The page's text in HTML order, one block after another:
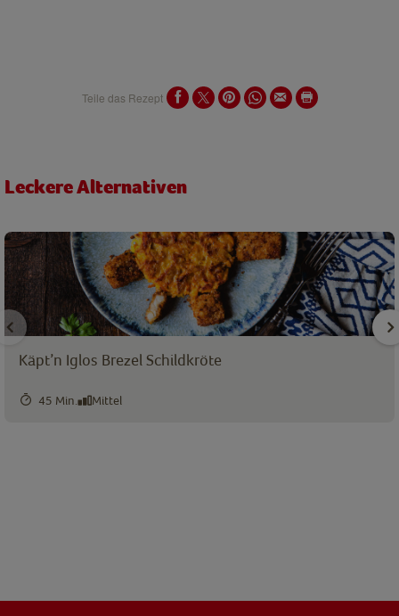
Teile das Rezept
Leckere Alternativen
Käpt’n Iglos Brezel Schildkröte
45 Min. Mittel